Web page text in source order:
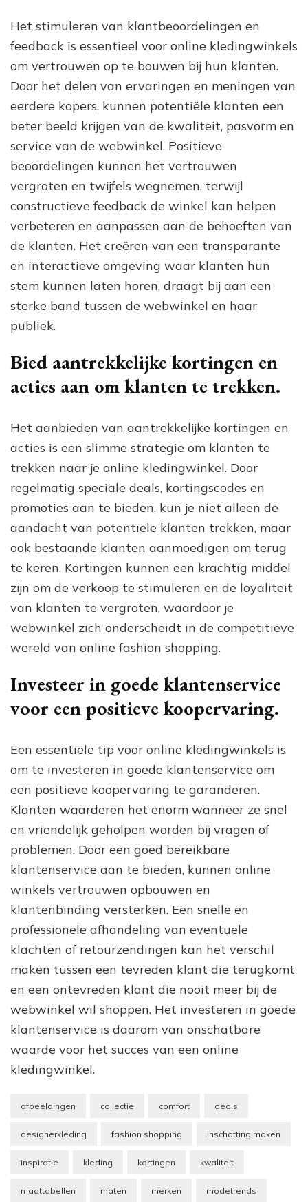
Het stimuleren van klantbeoordelingen en
feedback is essentieel voor online kledingwinkels
om vertrouwen op te bouwen bij hun klanten.
Door het delen van ervaringen en meningen van
eerdere kopers, kunnen potentiële klanten een
beter beeld krijgen van de kwaliteit, pasvorm en
service van de webwinkel. Positieve
beoordelingen kunnen het vertrouwen
vergroten en twijfels wegnemen, terwijl
constructieve feedback de winkel kan helpen
verbeteren en aanpassen aan de behoeften van
de klanten. Het creëren van een transparante
en interactieve omgeving waar klanten hun
stem kunnen laten horen, draagt bij aan een
sterke band tussen de webwinkel en haar
publiek.
Bied aantrekkelijke kortingen en
acties aan om klanten te trekken.
Het aanbieden van aantrekkelijke kortingen en
acties is een slimme strategie om klanten te
trekken naar je online kledingwinkel. Door
regelmatig speciale deals, kortingscodes en
promoties aan te bieden, kun je niet alleen de
aandacht van potentiële klanten trekken, maar
ook bestaande klanten aanmoedigen om terug
te keren. Kortingen kunnen een krachtig middel
zijn om de verkoop te stimuleren en de loyaliteit
van klanten te vergroten, waardoor je
webwinkel zich onderscheidt in de competitieve
wereld van online fashion shopping.
Investeer in goede klantenservice
voor een positieve koopervaring.
Een essentiële tip voor online kledingwinkels is
om te investeren in goede klantenservice om
een positieve koopervaring te garanderen.
Klanten waarderen het enorm wanneer ze snel
en vriendelijk geholpen worden bij vragen of
problemen. Door een goed bereikbare
klantenservice aan te bieden, kunnen online
winkels vertrouwen opbouwen en
klantenbinding versterken. Een snelle en
professionele afhandeling van eventuele
klachten of retourzendingen kan het verschil
maken tussen een tevreden klant die terugkomt
en een ontevreden klant die nooit meer bij de
webwinkel wil shoppen. Het investeren in goede
klantenservice is daarom van onschatbare
waarde voor het succes van een online
kledingwinkel.
afbeeldingen collectie comfort deals
designerkleding fashion shopping inschatting maken
inspiratie kleding kortingen kwaliteit
maattabellen maten merken modetrends